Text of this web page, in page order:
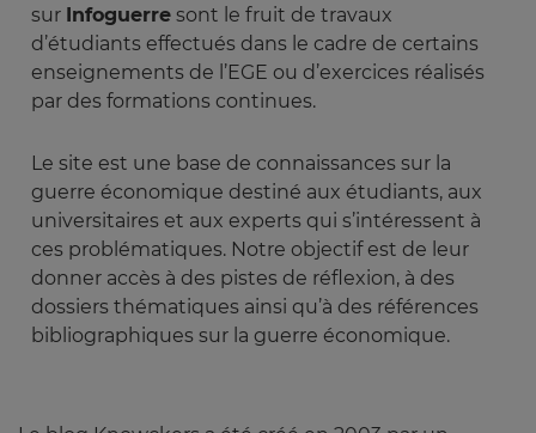
sur Infoguerre sont le fruit de travaux
d’étudiants effectués dans le cadre de certains
enseignements de l’EGE ou d’exercices réalisés
par des formations continues.
Le site est une base de connaissances sur la
guerre économique destiné aux étudiants, aux
universitaires et aux experts qui s’intéressent à
ces problématiques. Notre objectif est de leur
donner accès à des pistes de réflexion, à des
dossiers thématiques ainsi qu’à des références
bibliographiques sur la guerre économique.